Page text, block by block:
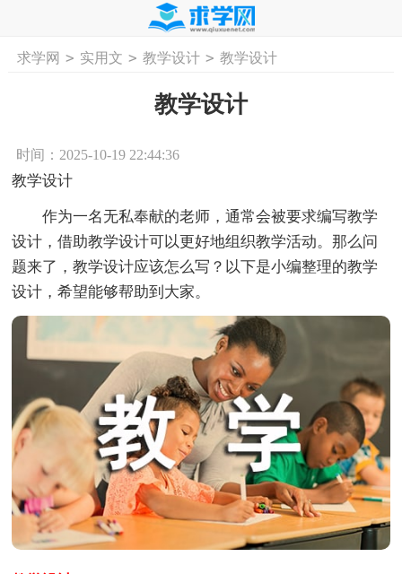
首页 工作计划 活动计划
求学网 > 实用文 > 教学设计 > 教学设计
教学设计
时间：2025-10-19 22:44:36
教学设计
作为一名无私奉献的老师，通常会被要求编写教学
设计，借助教学设计可以更好地组织教学活动。那么问
题来了，教学设计应该怎么写？以下是小编整理的教学
设计，希望能够帮助到大家。